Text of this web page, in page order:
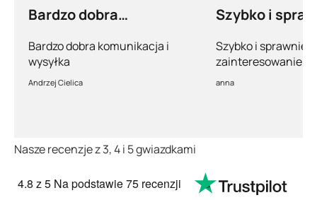
Bardzo dobra
Bardzo dobra komunikacja i
wysyłka
Andrzej Cielica
Szybko i
Szybko i sprawnie.
zainteresowanie
anna
Nasze recenzje z 3, 4 i 5 gwiazdkami
4.8 z 5 Na podstawie75 recenzji